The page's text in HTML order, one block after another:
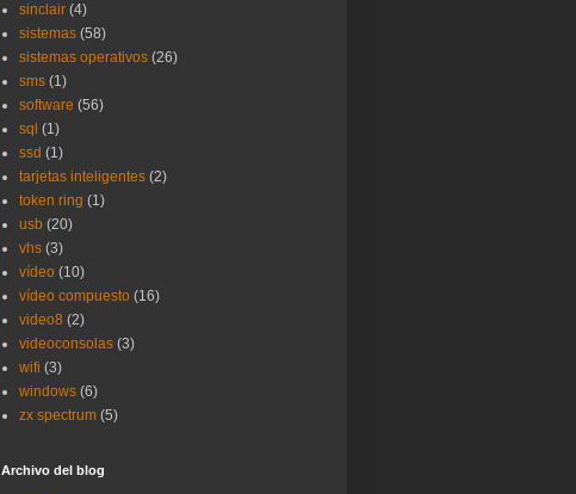
sinclair (4)
sistemas (58)
sistemas operativos (26)
sms (1)
software (56)
sql (1)
ssd (1)
tarjetas inteligentes (2)
token ring (1)
usb (20)
vhs (3)
vídeo (10)
vídeo compuesto (16)
video8 (2)
videoconsolas (3)
wifi (3)
windows (6)
zx spectrum (5)
Archivo del blog